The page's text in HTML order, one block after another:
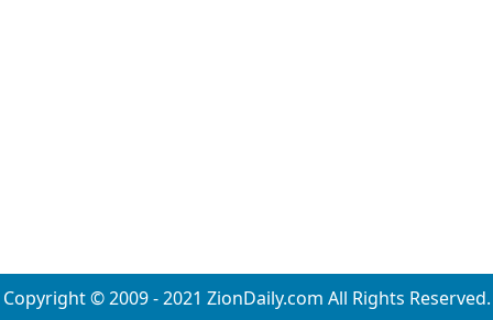
Copyright © 2009 - 2021 ZionDaily.com All Rights Reserved.